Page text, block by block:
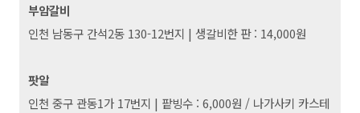
부암갈비
인천 남동구 간석2동 130-12번지 | 생갈비한 판 : 14,000원
팟알
인천 중구 관동1가 17번지 | 팥빙수 : 6,000원 / 나가사키 카스테